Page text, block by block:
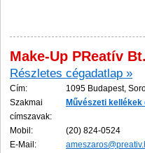
Make-Up PReatív Bt.
Részletes cégadatlap »
Cím:
1095 Budapest,
Szakmai
címszavak:
Művészeti kellékek
Mobil:
(20) 824-0524
E-Mail: